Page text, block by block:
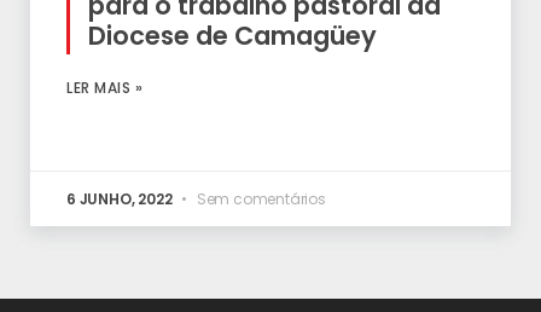
Diocese de Camagüey
LER MAIS »
6 JUNHO, 2022 Sem comentários